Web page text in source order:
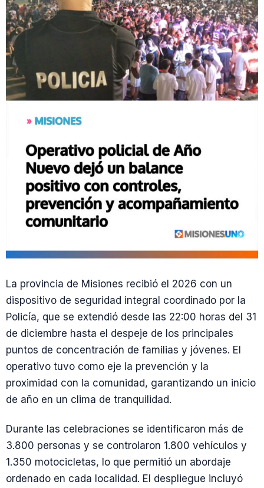
La provincia de Misiones recibió el 2026 con un
dispositivo de seguridad integral coordinado por la
Policía, que se extendió desde las 22:00 horas del 31
de diciembre hasta el despeje de los principales
puntos de concentración de familias y jóvenes. El
operativo tuvo como eje la prevención y la
proximidad con la comunidad, garantizando un inicio
de año en un clima de tranquilidad.
Durante las celebraciones se identificaron más de
3.800 personas y se controlaron 1.800 vehículos y
1.350 motocicletas, lo que permitió un abordaje
ordenado en cada localidad. El despliegue incluyó